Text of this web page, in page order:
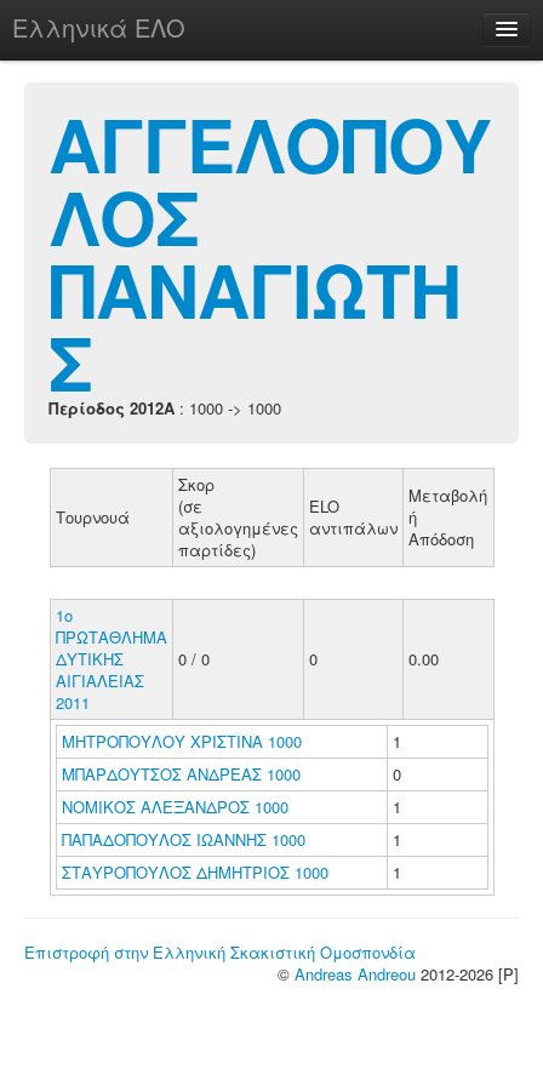
Ελληνικά ΕΛΟ
chesstu.be @ discord
Login
ΑΓΓΕΛΟΠΟΥ
ΛΟΣ
ΠΑΝΑΓΙΩΤΗ
Σ
Περίοδος 2012A : 1000 -> 1000
Τουρνουά
Σκορ
(σε
αξιολογημένες
παρτίδες)
ELO
αντιπάλων
Μεταβολή
ή
Απόδοση
1ο
ΠΡΩΤΑΘΛΗΜΑ
ΔΥΤΙΚΗΣ
ΑΙΓΙΑΛΕΙΑΣ
2011
0 / 0 0 0.00
ΜΗΤΡΟΠΟΥΛΟΥ ΧΡΙΣΤΙΝΑ 1000
1
ΜΠΑΡΔΟΥΤΣΟΣ ΑΝΔΡΕΑΣ 1000
0
ΝΟΜΙΚΟΣ ΑΛΕΞΑΝΔΡΟΣ 1000
1
ΠΑΠΑΔΟΠΟΥΛΟΣ ΙΩΑΝΝΗΣ 1000
1
ΣΤΑΥΡΟΠΟΥΛΟΣ ΔΗΜΗΤΡΙΟΣ 1000
1
Επιστροφή στην Ελληνική Σκακιστική Ομοσπονδία
© Andreas Andreou 2012-2026 [P]